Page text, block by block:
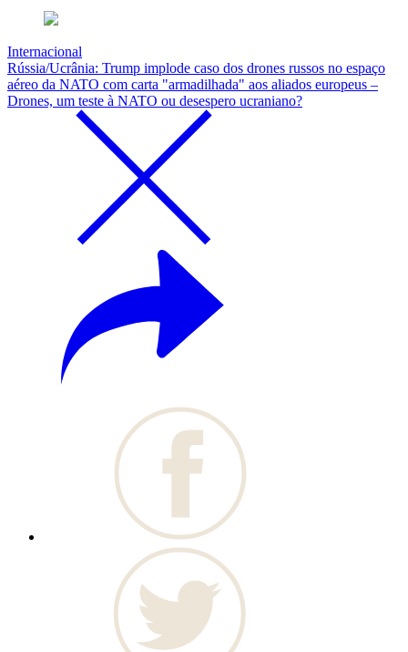
Internacional
Rússia/Ucrânia: Trump implode caso dos drones russos no espaço
aéreo da NATO com carta "armadilhada" aos aliados europeus –
Drones, um teste à NATO ou desespero ucraniano?